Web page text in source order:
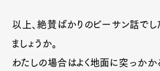
以上、絶賛ばかりのビーサン話でし
ましょうか。
わたしの場合はよく地面に突っかか